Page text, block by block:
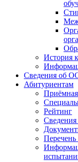
История
Сведения об
Абитуриентам
Рейтинг
Сведения